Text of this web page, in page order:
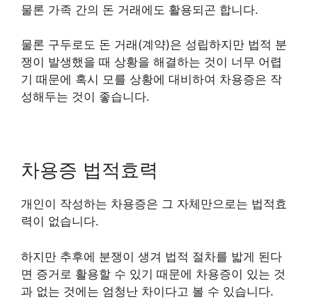
물론 가족 간의 돈 거래에도 활용되곤 합니다.
물론 구두로도 돈 거래(계약)은 성립하지만 법적 분
쟁이 발생했을 때 상황을 해결하는 것이 너무 어렵
기 때문에 혹시 모를 상황에 대비하여 차용증은 작
성해두는 것이 좋습니다.
차용증 법적효력
개인이 작성하는 차용증은 그 자체만으로는 법적효
력이 없습니다.
하지만 추후에 분쟁이 생겨 법적 절차를 밟게 된다
면 증거로 활용할 수 있기 때문에 차용증이 있는 것
과 없는 것에는 엄청난 차이다고 볼 수 있습니다.